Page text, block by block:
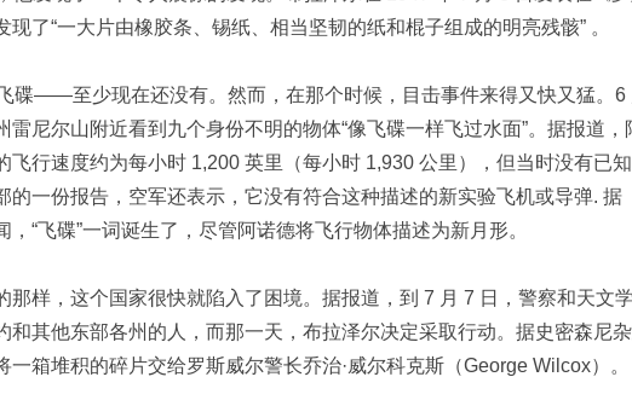
现了“一大片由橡胶条、锡纸、相当坚韧的纸和棍子组成的明亮残骸” 。
碟——至少现在还没有。然而，在那个时候，目击事件来得又快又猛。6
雷尼尔山附近看到九个身份不明的物体“像飞碟一样飞过水面”。据报道
飞行速度约为每小时 1,200 英里（每小时 1,930 公里），但当时没有已
的一份报告，空军还表示，它没有符合这种描述的新实验飞机或导弹. 据
，“飞碟”一词诞生了，尽管阿诺德将飞行物体描述为新月形。
那样，这个国家很快就陷入了困境。据报道，到 7 月 7 日，警察和天文
和其他东部各州的人，而那一天，布拉泽尔决定采取行动。据史密森尼
一箱堆积的碎片交给罗斯威尔警长乔治·威尔科克斯（George Wilcox）。